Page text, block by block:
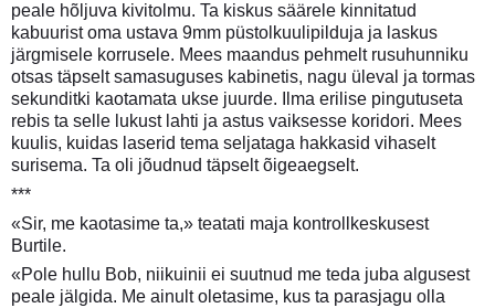
peale hõljuva kivitolmu. Ta kiskus säärele kinnitatud
kabuurist oma ustava 9mm püstolkuulipilduja ja laskus
järgmisele korrusele. Mees maandus pehmelt rusuhunniku
otsas täpselt samasuguses kabinetis, nagu üleval ja tormas
sekunditki kaotamata ukse juurde. Ilma erilise pingutuseta
rebis ta selle lukust lahti ja astus vaiksesse koridori. Mees
kuulis, kuidas laserid tema seljataga hakkasid vihaselt
surisema. Ta oli jõudnud täpselt õigeaegselt.
***
«Sir, me kaotasime ta,» teatati maja kontrollkeskusest
Burtile.
«Pole hullu Bob, niikuinii ei suutnud me teda juba algusest
peale jälgida. Me ainult oletasime, kus ta parasjagu olla